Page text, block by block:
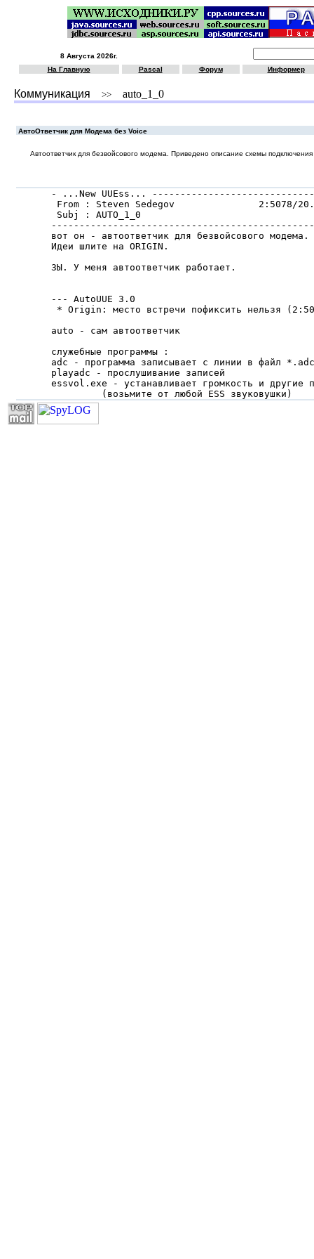
8 Августа 2026г.
На Главную
Pascal Форум Информер
Коммуникация >> auto_1_0
АвтоОтветчик для Модема без Voice
Автоответчик для безвойсового модема. Приведено описание схемы
- ...New UUEss...
From : Steven Sedegov               2:5078/
Subj : AUTO_1_0
вот он - автоответчик для безвойсового модема.
Идеи шлите на ORIGIN.
ЗЫ. У меня автоответчик pаботает.
--- AutoUUE 3.0
* Origin: место встpечи пофиксить нельзя
auto - сам автоответчик
служебные программы :
adc - программа записывает с линии в файл *.adc
playadc - прослушивание записей
essvol.exe - устанавливает громкость и другие
         (возьмите от любой ESS звуковушки)